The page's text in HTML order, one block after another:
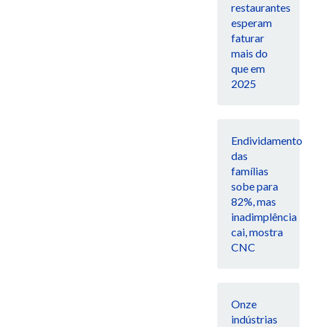
restaurantes
esperam
faturar
mais do
que em
2025
Endividamento
das
famílias
sobe para
82%, mas
inadimplência
cai, mostra
CNC
Onze
indústrias